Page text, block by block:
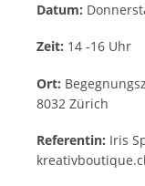
Datum:
Zeit: 14 -16 Uhr
Ort:
8032 Zürich
Referentin: Iris